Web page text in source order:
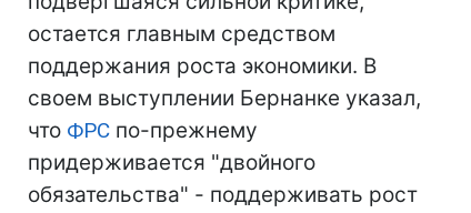
остается главным средством
поддержания роста экономики. В
своем выступлении Бернанке указал,
что ФРС по-прежнему
придерживается "двойного
обязательства" - поддерживать рост